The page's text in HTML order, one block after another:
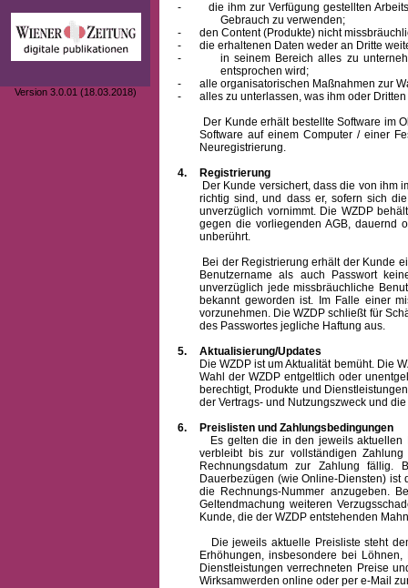
Version 3.0.01 (18.03.2018)
-
die ihm zur Verfügung gestellten
Gebrauch zu verwenden;
-
den Content (Produkte) nicht
-
die erhaltenen Daten weder an Dritte
-
in seinem Bereich alles zu
entsprochen wird;
-
alle organisatorischen Maßnahmen zur
-
alles zu unterlassen, was ihm oder
Der Kunde erhält bestellte Software im
Software auf einem Computer / einer
Neuregistrierung.
4.
Registrierung
Der Kunde versichert, dass die von ihm
richtig sind, und dass er, sofern sich
unverzüglich vornimmt. Die WZDP
gegen die vorliegenden AGB, dauernd
unberührt.
Bei der Registrierung erhält der Kunde
Benutzernameals auch Passwort
unverzüglich jede missbräuchliche
bekannt geworden ist. Im Falle einer
vorzunehmen. Die WZDP schließt für
des Passwortes jegliche Haftung aus.
5.
Aktualisierung/Updates
Die WZDP ist um Aktualität bemüht. Die
Wahl der WZDP entgeltlich oder
berechtigt, Produkte und
der Vertrags- und Nutzungszweck und
6.
Preislisten und Zahlungsbedingungen
Es gelten die in den jeweils aktuellen
verbleibt bis zur vollständigen
Rechnungsdatum zur Zahlung fällig.
Dauerbezügen (wie Online-Diensten)
die Rechnungs-Nummer anzugeben.
Geltendmachung weiteren
Kunde, die der WZDP entstehenden
Die jeweils aktuelle Preisliste steht dem
Erhöhungen, insbesondere bei
Dienstleistungen verrechneten Preise
Wirksamwerden online oder per e-Mail